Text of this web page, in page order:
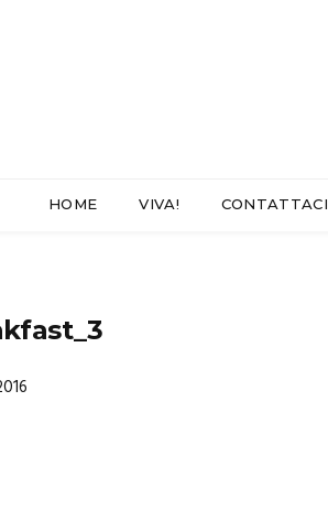
HOME VIVA! CONTATTACI